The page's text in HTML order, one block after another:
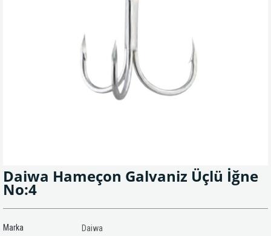
Daiwa Hameçon Galvaniz Üçlü İğne
No:4
Marka Daiwa